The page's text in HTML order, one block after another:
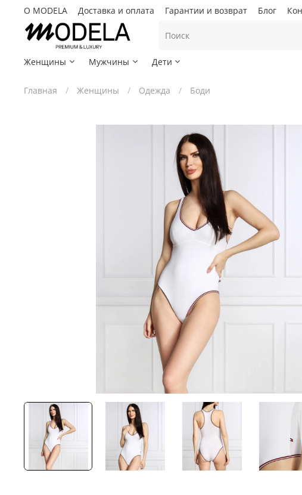
О MODELA Доставка и оплата Гарантии и возврат Блог
Женщины Мужчины Дети
Главная Женщины Одежда Боди